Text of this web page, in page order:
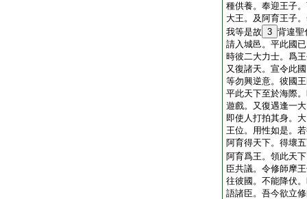
種供養。奉迎王子
大王。及阿育王子
我等是故 3 背違聖
請入城邑。平此國
時彼二大力士。爲
又復諸天。宣令此
等勿興逆意。彼國
平此天下至於海際
遊戲。又復遇逢一
即使人打拍其身。
王位。用性如是。
阿育得天下。得壞
阿育爲王。領此天
臣共議。令修師摩
往彼國。不能降伏
語諸臣。吾今欲立